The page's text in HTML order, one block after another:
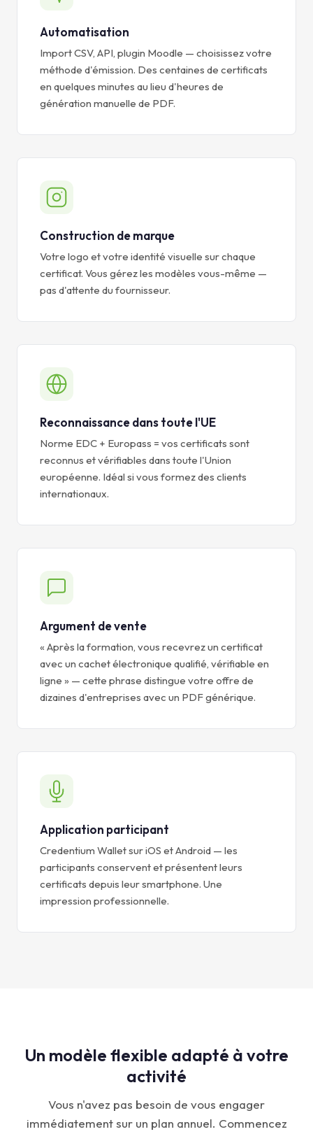
Automatisation
Import CSV, API, plugin Moodle — choisissez votre
méthode d'émission. Des centaines de certificats
en quelques minutes au lieu d'heures de
génération manuelle de PDF.
Construction de marque
Votre logo et votre identité visuelle sur chaque
certificat. Vous gérez les modèles vous-même —
pas d'attente du fournisseur.
Reconnaissance dans toute l'UE
Norme EDC + Europass = vos certificats sont
reconnus et vérifiables dans toute l'Union
européenne. Idéal si vous formez des clients
internationaux.
Argument de vente
« Après la formation, vous recevrez un certificat
avec un cachet électronique qualifié, vérifiable en
ligne » — cette phrase distingue votre offre de
dizaines d'entreprises avec un PDF générique.
Application participant
Credentium Wallet sur iOS et Android — les
participants conservent et présentent leurs
certificats depuis leur smartphone. Une
impression professionnelle.
Un modèle flexible adapté à votre
activité
Vous n'avez pas besoin de vous engager
immédiatement sur un plan annuel. Commencez